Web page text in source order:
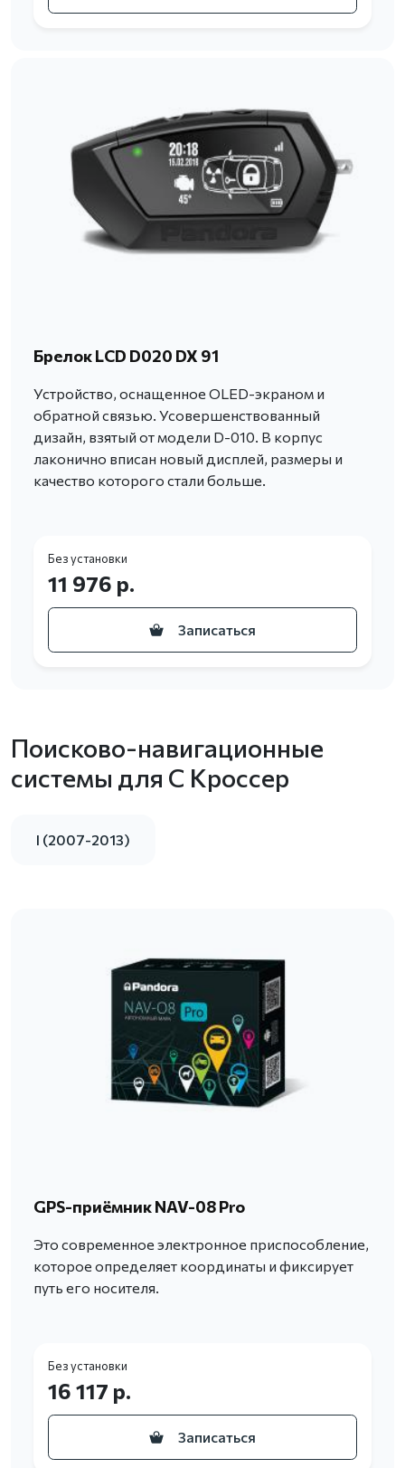
Брелок LCD D020 DX 91
Устройство, оснащенное OLED-экраном и
обратной связью. Усовершенствованный
дизайн, взятый от модели D-010. В корпус
лаконично вписан новый дисплей, размеры и
качество которого стали больше.
Без установки
11 976 р.
Записаться
Поисково-навигационные
системы для С Кроссер
I (2007-2013)
GPS-приёмник NAV-08 Pro
Это современное электронное приспособление,
которое определяет координаты и фиксирует
путь его носителя.
Без установки
16 117 р.
Записаться